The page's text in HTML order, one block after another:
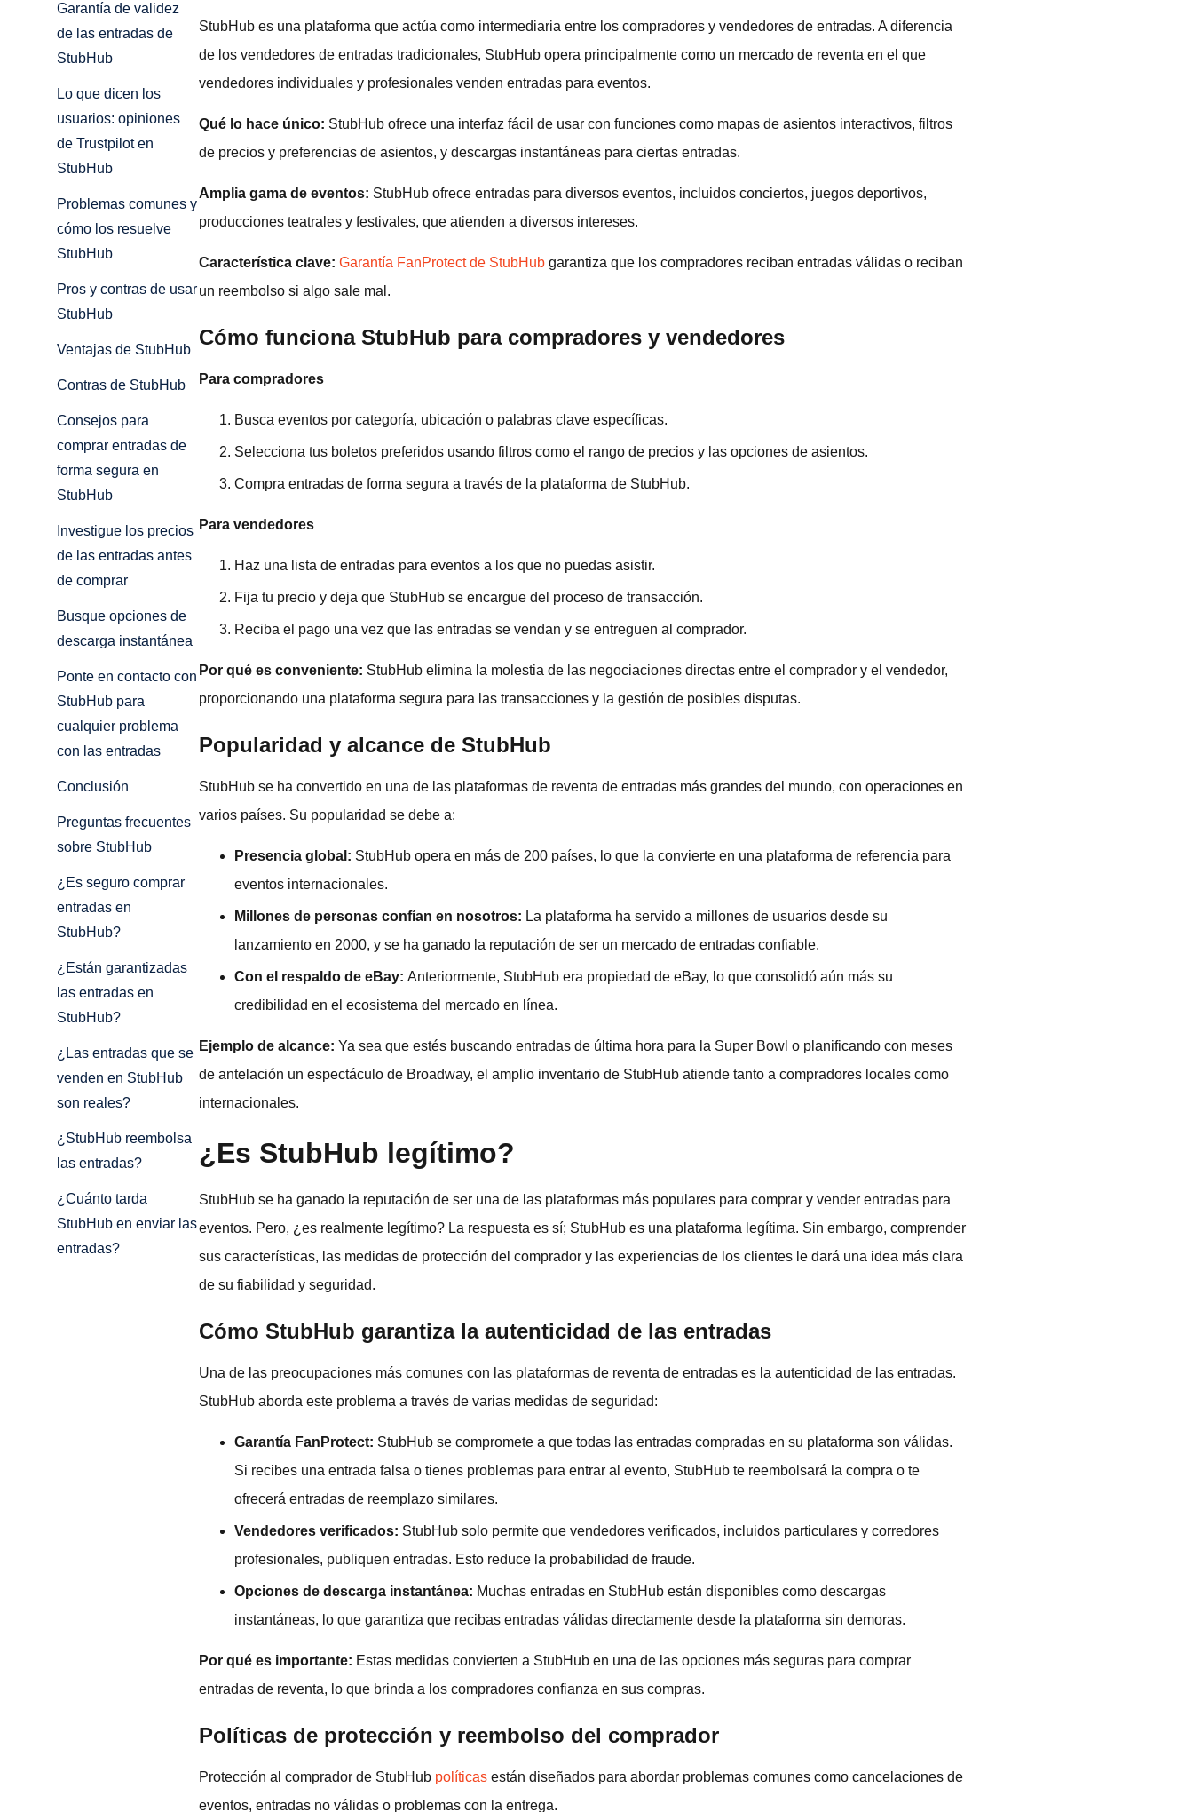
Garantía de validez
de las entradas de
StubHub
Lo que dicen los
usuarios: opiniones
de Trustpilot en
StubHub
Problemas comunes y
cómo los resuelve
StubHub
Pros y contras de usar
StubHub
Ventajas de StubHub
Contras de StubHub
Consejos para
comprar entradas de
forma segura en
StubHub
Investigue los precios
de las entradas antes
de comprar
Busque opciones de
descarga instantánea
Ponte en contacto con
StubHub para
cualquier problema
con las entradas
Conclusión
Preguntas frecuentes
sobre StubHub
¿Es seguro comprar
entradas en
StubHub?
¿Están garantizadas
las entradas en
StubHub?
¿Las entradas que se
venden en StubHub
son reales?
¿StubHub reembolsa
las entradas?
¿Cuánto tarda
StubHub en enviar las
entradas?
StubHub es una plataforma que actúa como intermediaria entre los compradores y vendedores de entradas. A diferencia
de los vendedores de entradas tradicionales, StubHub opera principalmente como un mercado de reventa en el que
vendedores individuales y profesionales venden entradas para eventos.
Qué lo hace único: StubHub ofrece una interfaz fácil de usar con funciones como mapas de asientos interactivos, filtros
de precios y preferencias de asientos, y descargas instantáneas para ciertas entradas.
Amplia gama de eventos: StubHub ofrece entradas para diversos eventos, incluidos conciertos, juegos deportivos,
producciones teatrales y festivales, que atienden a diversos intereses.
Característica clave: Garantía FanProtect de StubHub garantiza que los compradores reciban entradas válidas o reciban
un reembolso si algo sale mal.
Cómo funciona StubHub para compradores y vendedores
Para compradores
Busca eventos por categoría, ubicación o palabras clave específicas.
Selecciona tus boletos preferidos usando filtros como el rango de precios y las opciones de asientos.
Compra entradas de forma segura a través de la plataforma de StubHub.
Para vendedores
Haz una lista de entradas para eventos a los que no puedas asistir.
Fija tu precio y deja que StubHub se encargue del proceso de transacción.
Reciba el pago una vez que las entradas se vendan y se entreguen al comprador.
Por qué es conveniente: StubHub elimina la molestia de las negociaciones directas entre el comprador y el vendedor,
proporcionando una plataforma segura para las transacciones y la gestión de posibles disputas.
Popularidad y alcance de StubHub
StubHub se ha convertido en una de las plataformas de reventa de entradas más grandes del mundo, con operaciones en
varios países. Su popularidad se debe a:
Presencia global: StubHub opera en más de 200 países, lo que la convierte en una plataforma de referencia para
eventos internacionales.
Millones de personas confían en nosotros: La plataforma ha servido a millones de usuarios desde su
lanzamiento en 2000, y se ha ganado la reputación de ser un mercado de entradas confiable.
Con el respaldo de eBay: Anteriormente, StubHub era propiedad de eBay, lo que consolidó aún más su
credibilidad en el ecosistema del mercado en línea.
Ejemplo de alcance: Ya sea que estés buscando entradas de última hora para la Super Bowl o planificando con meses
de antelación un espectáculo de Broadway, el amplio inventario de StubHub atiende tanto a compradores locales como
internacionales.
¿Es StubHub legítimo?
StubHub se ha ganado la reputación de ser una de las plataformas más populares para comprar y vender entradas para
eventos. Pero, ¿es realmente legítimo? La respuesta es sí; StubHub es una plataforma legítima. Sin embargo, comprender
sus características, las medidas de protección del comprador y las experiencias de los clientes le dará una idea más clara
de su fiabilidad y seguridad.
Cómo StubHub garantiza la autenticidad de las entradas
Una de las preocupaciones más comunes con las plataformas de reventa de entradas es la autenticidad de las entradas.
StubHub aborda este problema a través de varias medidas de seguridad:
Garantía FanProtect: StubHub se compromete a que todas las entradas compradas en su plataforma son válidas.
Si recibes una entrada falsa o tienes problemas para entrar al evento, StubHub te reembolsará la compra o te
ofrecerá entradas de reemplazo similares.
Vendedores verificados: StubHub solo permite que vendedores verificados, incluidos particulares y corredores
profesionales, publiquen entradas. Esto reduce la probabilidad de fraude.
Opciones de descarga instantánea: Muchas entradas en StubHub están disponibles como descargas
instantáneas, lo que garantiza que recibas entradas válidas directamente desde la plataforma sin demoras.
Por qué es importante: Estas medidas convierten a StubHub en una de las opciones más seguras para comprar
entradas de reventa, lo que brinda a los compradores confianza en sus compras.
Políticas de protección y reembolso del comprador
Protección al comprador de StubHub políticas están diseñados para abordar problemas comunes como cancelaciones de
eventos, entradas no válidas o problemas con la entrega.